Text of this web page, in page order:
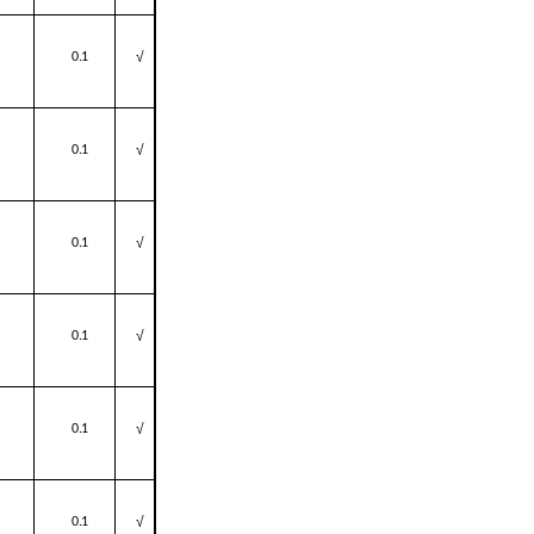
0.1 √
0.1 √
0.1 √
0.1 √
0.1 √
0.1 √